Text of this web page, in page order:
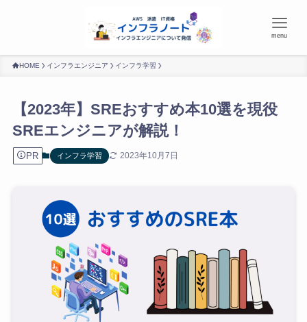
menu
HOME インフラエンジニア インフラ学習
【2023年】SREおすすめ本10選を現役
SREエンジニアが解説！
PR インフラ学習 2023年10月7日